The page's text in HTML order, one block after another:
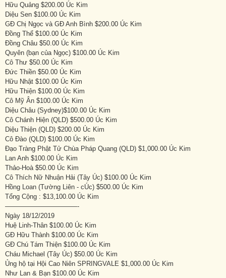
Hữu Quảng $200.00 Úc Kim
Diệu Sen $100.00 Úc Kim
GĐ Chị Ngọc và GĐ Anh Bình $200.00 Úc Kim
Đồng Thể $100.00 Úc Kim
Đồng Châu $50.00 Úc Kim
Quyên (bạn của Ngọc) $100.00 Úc Kim
Cô Thư $50.00 Úc Kim
Đức Thiền $50.00 Úc Kim
Hữu Nhật $100.00 Úc Kim
Hữu Thiện $100.00 Úc Kim
Cô Mỹ Ân $100.00 Úc Kim
Diệu Châu (Sydney)$100.00 Úc Kim
Cô Chánh Hiện (QLD) $500.00 Úc Kim
Diệu Thiện (QLD) $200.00 Úc Kim
Cô Đào (QLD) $100.00 Úc Kim
Đạo Tràng Phật Tử Chùa Pháp Quang (QLD) $1,000.00 Úc Kim
Lan Anh $100.00 Úc Kim
Thảo-Hoà $50.00 Úc Kim
Cô Thích Nữ Nhuận Hải (Tây Úc) $100.00 Úc Kim
Hồng Loan (Tường Liên - cÚc) $500.00 Úc Kim
Tổng Cộng : $13,100.00 Úc Kim
———————————-
Ngày 18/12/2019
Huệ Linh-Thân $100.00 Úc Kim
GĐ Hữu Thành $100.00 Úc Kim
GĐ Chú Tám Thiện $100.00 Úc Kim
Cháu Michael (Tây Úc) $50.00 Úc Kim
Ủng hộ tại Hội Cao Niên SPRINGVALE $1,000.00 Úc Kim
Như Lan & Bạn $100.00 Úc Kim